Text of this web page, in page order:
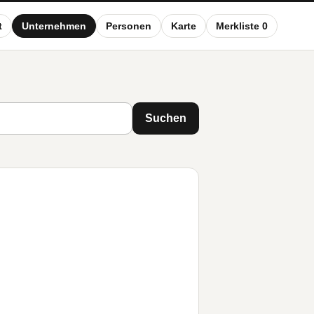
Unternehmen Personen Karte Merkliste 0
Suchen